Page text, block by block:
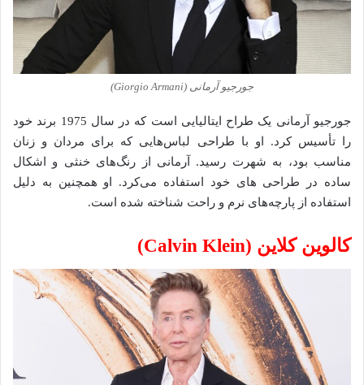
جورجیو آرمانی (Giorgio Armani)
جورجیو آرمانی یک طراح ایتالیایی است که در سال 1975 برند خود
را تأسیس کرد. او با طراحی لباس‌هایی که برای مردان و زنان
مناسب بود، به شهرت رسید. آرمانی از رنگ‌های خنثی و اشکال
ساده در طراحی های خود استفاده می‌کرد. او همچنین به دلیل
استفاده از پارچه‌های نرم و راحت شناخته شده است.
کالوین کلاین (Calvin Klein)